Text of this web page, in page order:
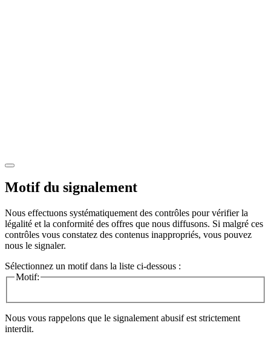
Motif du signalement
Nous effectuons systématiquement des contrôles pour vérifier la
légalité et la conformité des offres que nous diffusons. Si malgré ces
contrôles vous constatez des contenus inappropriés, vous pouvez
nous le signaler.
Sélectionnez un motif dans la liste ci-dessous :
Motif:
Nous vous rappelons que le signalement abusif est strictement
interdit.